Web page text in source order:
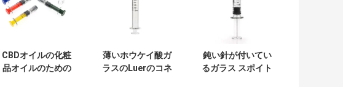
CBDオイルの化粧
品オイルのための
薄いホウケイ酸ガ
ラスのLuerのコネ
鈍い針が付いてい
るガラス スポイト